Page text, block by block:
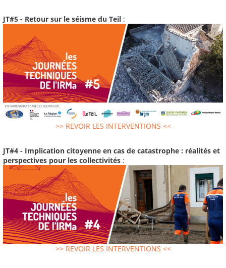
JT#5 - Retour sur le séisme du Teil :
>> REVOIR LES INTERVENTIONS <<
JT#4 - Implication citoyenne en cas de catastrophe : réalités et
perspectives pour les collectivités :
>> REVOIR LES INTERVENTIONS <<